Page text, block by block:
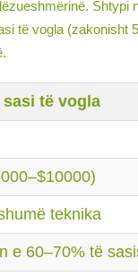
Shtypi
të vogla (zakonisht
të vogla
teknika
e 60–70% të